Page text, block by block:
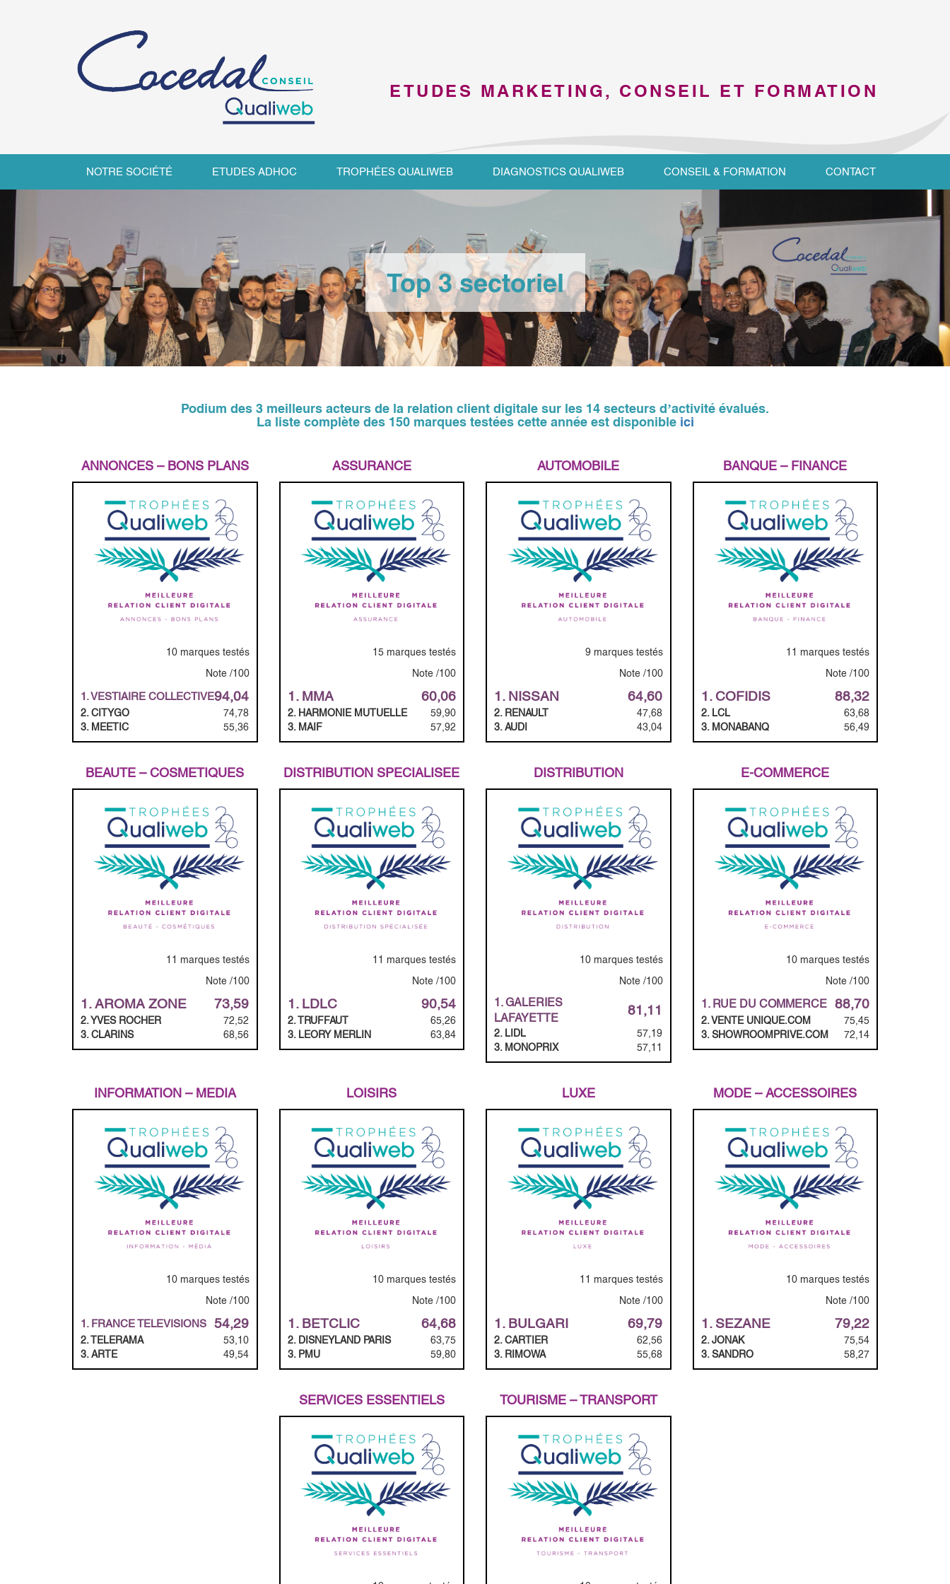
ETUDES MARKETING, CONSEIL ET FORMATION
NOTRE SOCIÉTÉ ETUDES ADHOC TROPHÉES QUALIWEB DIAGNOSTICS QUALIWEB CONSEIL & FORMATION CONTACT
Top 3 sectoriel
Podium des 3 meilleurs acteurs de la relation client digitale sur les 14 secteurs d’activité évalués.
La liste complète des 150 marques testées cette année est disponible ici
ANNONCES – BONS PLANS
10 marques testés
Note /100
1. VESTIAIRE COLLECTIVE94,04
2. CITYGO
74,78
3. MEETIC
55,36
ASSURANCE
15 marques testés
Note /100
1. MMA 60,06
2. HARMONIE MUTUELLE
59,90
3. MAIF
57,92
AUTOMOBILE
9 marques testés
Note /100
1. NISSAN 64,60
2. RENAULT
47,68
3. AUDI
43,04
BANQUE – FINANCE
11 marques testés
Note /100
1. COFIDIS 88,32
2. LCL
63,68
3. MONABANQ
56,49
BEAUTE – COSMETIQUES
11 marques testés
Note /100
1. AROMA ZONE 73,59
2. YVES ROCHER
72,52
3. CLARINS
68,56
DISTRIBUTION SPECIALISEE
11 marques testés
Note /100
1. LDLC 90,54
2. TRUFFAUT
65,26
3. LEORY MERLIN
63,84
DISTRIBUTION
10 marques testés
Note /100
1. GALERIES
LAFAYETTE
81,11
2. LIDL
57,19
3. MONOPRIX
57,11
E-COMMERCE
10 marques testés
Note /100
1. RUE DU COMMERCE 88,70
2. VENTE UNIQUE.COM
75,45
3. SHOWROOMPRIVE.COM
72,14
INFORMATION – MEDIA
10 marques testés
Note /100
1. FRANCE TELEVISIONS 54,29
2. TELERAMA
53,10
3. ARTE
49,54
LOISIRS
10 marques testés
Note /100
1. BETCLIC 64,68
2. DISNEYLAND PARIS
63,75
3. PMU
59,80
LUXE
11 marques testés
Note /100
1. BULGARI 69,79
2. CARTIER
62,56
3. RIMOWA
55,68
MODE – ACCESSOIRES
10 marques testés
Note /100
1. SEZANE 79,22
2. JONAK
75,54
3. SANDRO
58,27
SERVICES ESSENTIELS TOURISME – TRANSPORT